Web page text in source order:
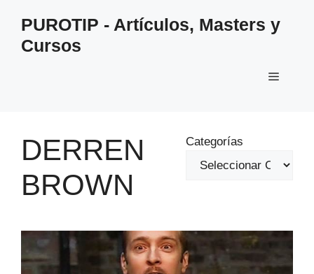
contenido
PUROTIP - Artículos, Masters y
Cursos
Menú
DERREN
BROWN
Categorías